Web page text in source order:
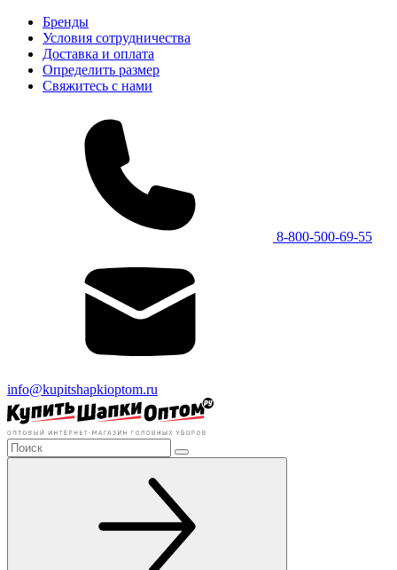
Бренды
Условия сотрудничества
Доставка и оплата
Определить размер
Свяжитесь с нами
8-800-500-69-55
info@kupitshapkioptom.ru